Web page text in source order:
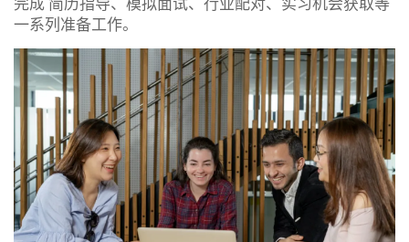
一系列准备工作。